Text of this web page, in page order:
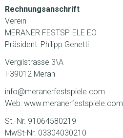
Rechnungsanschrift
Verein
MERANER FESTSPIELE EO
Präsident: Philipp Genetti
Vergilstrasse 3\A
I-39012 Meran
info@meranerfestspiele.com
Web: www.meranerfestspiele.com
St.-Nr. 91064580219
MwSt-Nr. 03304030210